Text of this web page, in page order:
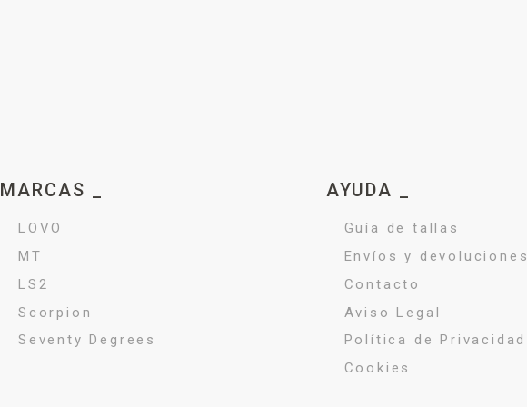
MARCAS _
LOVO
MT
LS2
Scorpion
Seventy Degrees
AYUDA _
Guía de tallas
Envíos y devoluciones
Contacto
Aviso Legal
Política de Privacidad
Cookies